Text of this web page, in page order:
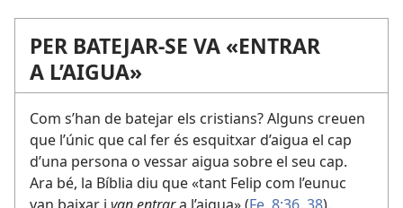
PER BATEJAR-SE VA «ENTRAR
A L’AIGUA»
Com s’han de batejar els cristians? Alguns creuen
que l’únic que cal fer és esquitxar d’aigua el cap
d’una persona o vessar aigua sobre el seu cap.
Ara bé, la Bíblia diu que «tant Felip com l’eunuc